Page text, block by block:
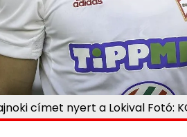
címet nyert a Lokival Fotó: